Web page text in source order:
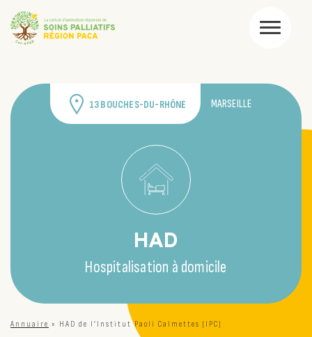
13 BOUCHES-DU-RHÔNE MARSEILLE
HAD
Hospitalisation à domicile
Annuaire » HAD de l’Institut Paoli Calmettes (IPC)